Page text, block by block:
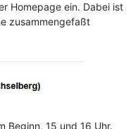
Homepage ein. Dabei ist
zusammengefaßt
Beginn, 15 und 16 Uhr.